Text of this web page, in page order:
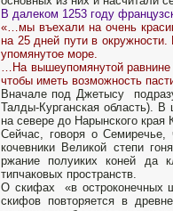
В далеком 1253 году
«…мы въехали на очень
на 25 дней пути в
упомянутое море.
…На вышеупомянутой равнине
чтобы иметь возможность
Вначале под Джетысу
Талды-Курганская область).
на севере до Нарынского края
Сейчас, говоря о
кочевники Великой степи
ржание полуиких коней да
типчаковых пространств.
О скифах «в остроконечных
скифов повторяется в